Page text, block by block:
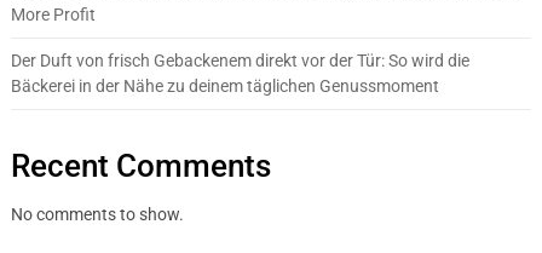
More Profit
Der Duft von frisch Gebackenem direkt vor der Tür: So wird die
Bäckerei in der Nähe zu deinem täglichen Genussmoment
Recent Comments
No comments to show.